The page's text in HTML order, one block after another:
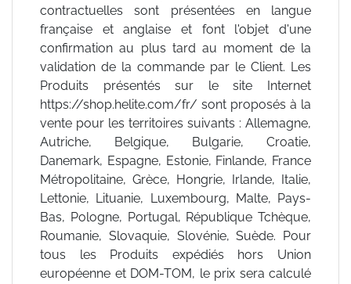
contractuelles sont présentées en langue
française et anglaise et font l'objet d'une
confirmation au plus tard au moment de la
validation de la commande par le Client. Les
Produits présentés sur le site Internet
https://shop.helite.com/fr/ sont proposés à la
vente pour les territoires suivants : Allemagne,
Autriche, Belgique, Bulgarie, Croatie,
Danemark, Espagne, Estonie, Finlande, France
Métropolitaine, Grèce, Hongrie, Irlande, Italie,
Lettonie, Lituanie, Luxembourg, Malte, Pays-
Bas, Pologne, Portugal, République Tchèque,
Roumanie, Slovaquie, Slovénie, Suède. Pour
tous les Produits expédiés hors Union
européenne et DOM-TOM, le prix sera calculé